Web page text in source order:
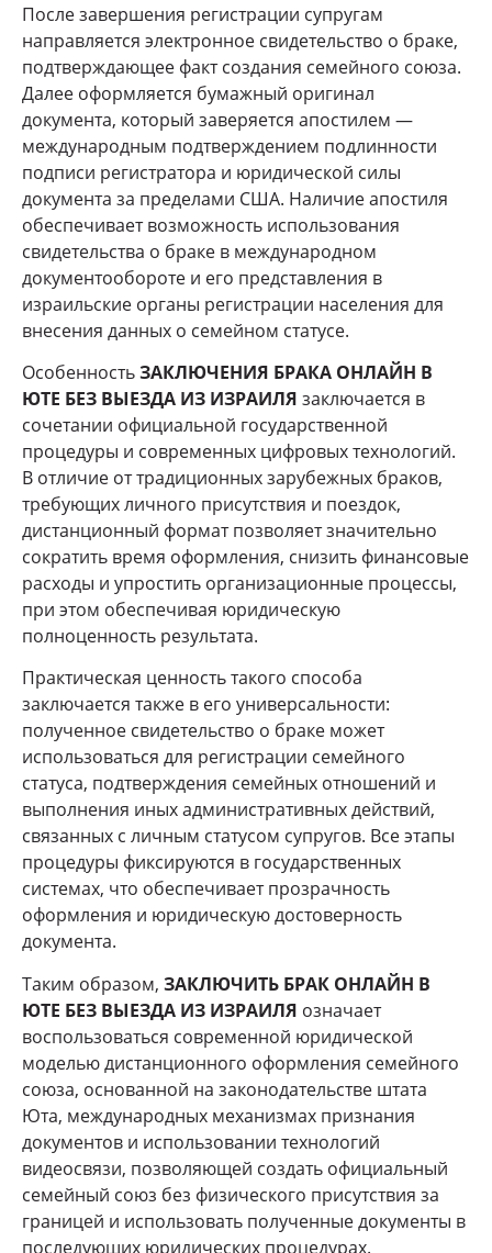
После завершения регистрации супругам
направляется электронное свидетельство о браке,
подтверждающее факт создания семейного союза.
Далее оформляется бумажный оригинал
документа, который заверяется апостилем —
международным подтверждением подлинности
подписи регистратора и юридической силы
документа за пределами США. Наличие апостиля
обеспечивает возможность использования
свидетельства о браке в международном
документообороте и его представления в
израильские органы регистрации населения для
внесения данных о семейном статусе.
ОсобенностьЗАКЛЮЧЕНИЯ БРАКА ОНЛАЙН В
ЮТЕ БЕЗ ВЫЕЗДА ИЗ ИЗРАИЛЯ заключается в
сочетании официальной государственной
процедуры и современных цифровых технологий.
В отличие от традиционных зарубежных браков,
требующих личного присутствия и поездок,
дистанционный формат позволяет значительно
сократить время оформления, снизить финансовые
расходы и упростить организационные процессы,
при этом обеспечивая юридическую
полноценность результата.
Практическая ценность такого способа
заключается также в его универсальности:
полученное свидетельство о браке может
использоваться для регистрации семейного
статуса, подтверждения семейных отношений и
выполнения иных административных действий,
связанных с личным статусом супругов. Все этапы
процедуры фиксируются в государственных
системах, что обеспечивает прозрачность
оформления и юридическую достоверность
документа.
Таким образом, ЗАКЛЮЧИТЬ БРАК ОНЛАЙН В
ЮТЕ БЕЗ ВЫЕЗДА ИЗ ИЗРАИЛЯ означает
воспользоваться современной юридической
моделью дистанционного оформления семейного
союза, основанной на законодательстве штата
Юта, международных механизмах признания
документов и использовании технологий
видеосвязи, позволяющей создать официальный
семейный союз без физического присутствия за
границей и использовать полученные документы в
последующих юридических процедурах.